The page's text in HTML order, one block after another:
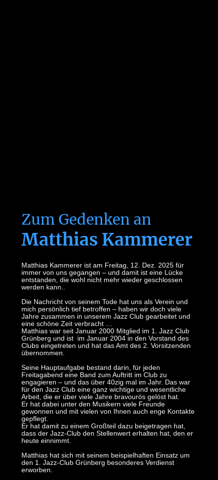
Zum Gedenken an
Matthias Kammerer
Matthias Kammerer ist am Freitag, 12. Dez. 2025 für
immer von uns gegangen – und damit ist eine Lücke
entstanden, die wohl nicht mehr wieder geschlossen
werden kann..
Die Nachricht von seinem Tode hat uns als Verein und
mich persönlich tief betroffen – haben wir doch viele
Jahre zusammen in unserem Jazz Club gearbeitet und
eine schöne Zeit verbracht …
Matthias war seit Januar 2000 Mitglied im 1. Jazz Club
Grünberg und ist im Januar 2004 in den Vorstand des
Clubs eingetreten und hat das Amt des 2. Vorsitzenden
übernommen.
Seine Hauptaufgabe bestand darin, für jeden
Freitagabend eine Band zum Auftritt im Club zu
engagieren – und das über 40zig mal im Jahr. Das war
für den Jazz Club eine ganz wichtige und wesentliche
Arbeit, die er über viele Jahre bravourös gelöst hat.
Er hat dabei unter den Musikern viele Freunde
gewonnen und mit vielen von Ihnen auch enge Kontakte
gepflegt.
Er hat damit zu einem Großteil dazu beigetragen hat,
dass der Jazz-Club den Stellenwert erhalten hat, den er
heute einnimmt.
Matthias hat sich mit seinem beispielhaften Einsatz um
den 1. Jazz-Club Grünberg besonderes Verdienst
erworben.